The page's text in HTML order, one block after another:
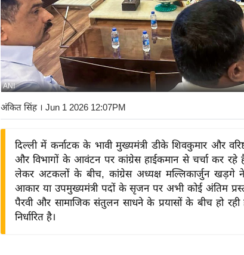
ANI
अंकित सिंह। Jun 1 2026 12:07PM
दिल्ली में कर्नाटक के भावी मुख्यमंत्री डीके शिवकुमार और
और विभागों के आवंटन पर कांग्रेस हाईकमान से चर्चा कर रहे
लेकर अटकलों के बीच, कांग्रेस अध्यक्ष मल्लिकार्जुन खड़गे
आकार या उपमुख्यमंत्री पदों के सृजन पर अभी कोई अंतिम
पैरवी और सामाजिक संतुलन साधने के प्रयासों के बीच हो
निर्धारित है।